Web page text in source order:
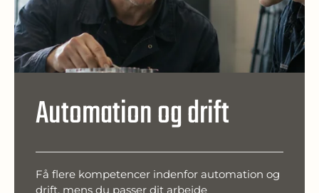
Automation og drift
Få flere kompetencer indenfor automation og
drift, mens du passer dit arbejde